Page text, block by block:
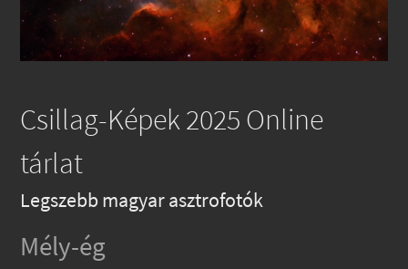
Csillag-Képek 2025 Online
tárlat
Legszebb magyar asztrofotók
Mély-ég